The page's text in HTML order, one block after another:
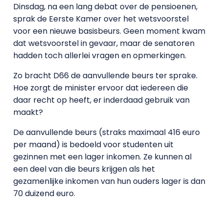
Dinsdag, na een lang debat over de pensioenen,
sprak de Eerste Kamer over het wetsvoorstel
voor een nieuwe basisbeurs. Geen moment kwam
dat wetsvoorstel in gevaar, maar de senatoren
hadden toch allerlei vragen en opmerkingen.
Zo bracht D66 de aanvullende beurs ter sprake.
Hoe zorgt de minister ervoor dat iedereen die
daar recht op heeft, er inderdaad gebruik van
maakt?
De aanvullende beurs (straks maximaal 416 euro
per maand) is bedoeld voor studenten uit
gezinnen met een lager inkomen. Ze kunnen al
een deel van die beurs krijgen als het
gezamenlijke inkomen van hun ouders lager is dan
70 duizend euro.